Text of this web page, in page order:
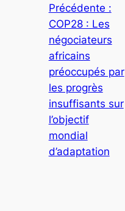
Précédente :
COP28 : Les
négociateurs
africains
préoccupés par
les progrès
insuffisants sur
l’objectif
mondial
d’adaptation